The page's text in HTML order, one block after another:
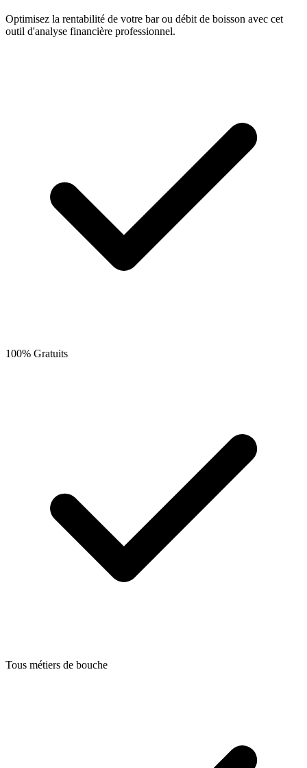
Optimisez la rentabilité de votre bar ou débit de boisson avec cet
outil d'analyse financière professionnel.
100% Gratuits
Tous métiers de bouche